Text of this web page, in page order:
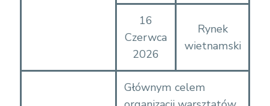
16
Czerwca
2026
Rynek
wietnamski
Głównym celem